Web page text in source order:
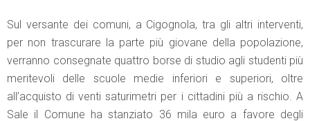
Sul versante dei comuni, a Cigognola, tra gli altri interventi,
per non trascurare la parte più giovane della popolazione,
verranno consegnate quattro borse di studio agli studenti più
meritevoli delle scuole medie inferiori e superiori, oltre
all’acquisto di venti saturimetri per i cittadini più a rischio. A
Sale il Comune ha stanziato 36 mila euro a favore degli